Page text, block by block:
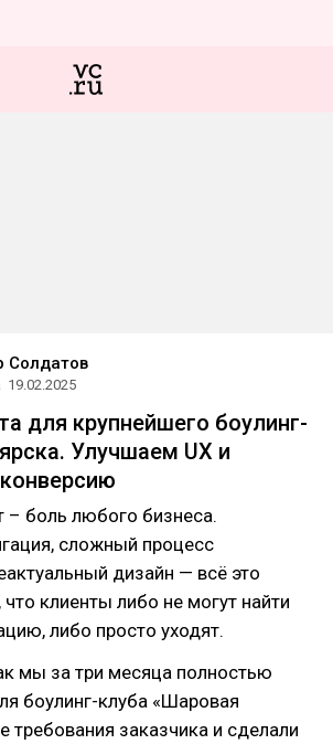
Солдатов
19.02.2025
для крупнейшего боулинг-
Улучшаем UX и
– боль любого бизнеса.
сложный процесс
дизайн — всё это
клиенты либо не могут найти
либо просто уходят.
мы за три месяца полностью
боулинг-клуба «Шаровая
требования заказчика и сделали